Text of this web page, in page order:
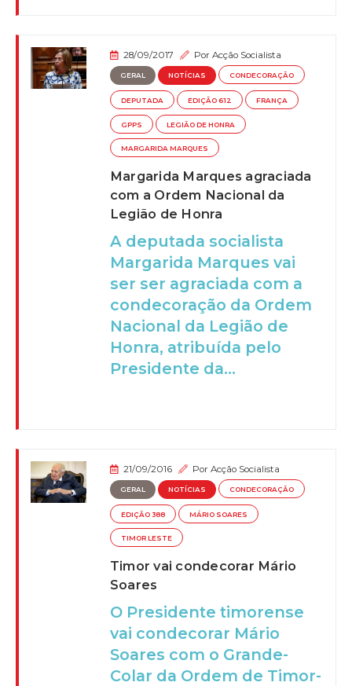
28/09/2017 PorAcção Socialista
GERAL NOTÍCIAS CONDECORAÇÃO
DEPUTADA EDIÇÃO 612 FRANÇA
GPPS LEGIÃO DE HONRA
MARGARIDA MARQUES
Margarida Marques agraciada
com a Ordem Nacional da
Legião de Honra
A deputada socialista
Margarida Marques vai
ser ser agraciada com a
condecoração da Ordem
Nacional da Legião de
Honra, atribuída pelo
Presidente da...
21/09/2016 PorAcção Socialista
GERAL NOTÍCIAS CONDECORAÇÃO
EDIÇÃO 388 MÁRIO SOARES
TIMOR LESTE
Timor vai condecorar Mário
Soares
O Presidente timorense
vai condecorar Mário
Soares com o Grande-
Colar da Ordem de Timor-